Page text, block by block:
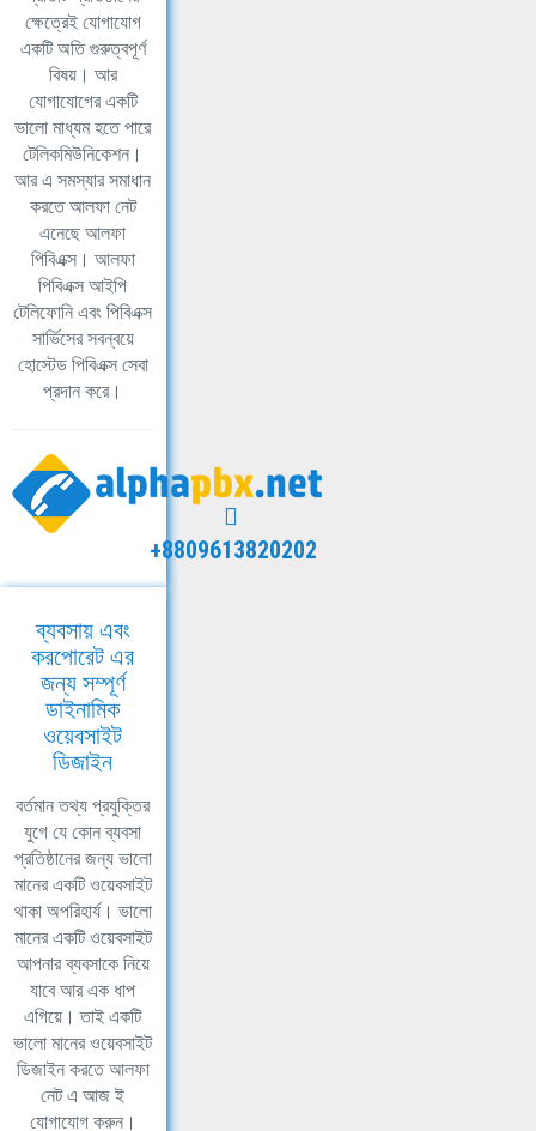
ক্ষেত্রেই যোগাযোগ
একটি অতি গুরুত্বপূর্ণ
বিষয়। আর
যোগাযোগের একটি
ভালো মাধ্যম হতে পারে
টেলিকমিউনিকেশন।
আর এ সমস্যার সমাধান
করতে আলফা নেট
এনেছে আলফা
পিবিএক্স। আলফা
পিবিএক্স আইপি
টেলিফোনি এবং পিবিএক্স
সার্ভিসের সবন্বয়ে
হোস্টেড পিবিএক্স সেবা
প্রদান করে।
+8809613820202
ব্যবসায় এবং
করপোরেট এর
জন্য সম্পূর্ণ
ডাইনামিক
ওয়েবসাইট
ডিজাইন
বর্তমান তথ্য প্রযুক্তির
যুগে যে কোন ব্যবসা
প্রতিষ্ঠানের জন্য ভালো
মানের একটি ওয়েবসাইট
থাকা অপরিহার্য। ভালো
মানের একটি ওয়েবসাইট
আপনার ব্যবসাকে নিয়ে
যাবে আর এক ধাপ
এগিয়ে। তাই একটি
ভালো মানের ওয়েবসাইট
ডিজাইন করতে আলফা
নেট এ আজ ই
যোগাযোগ করুন।